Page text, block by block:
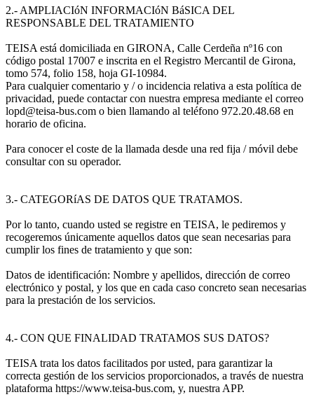
2.- AMPLIACIóN INFORMACIóN BáSICA DEL
RESPONSABLE DEL TRATAMIENTO
TEISA está domiciliada en GIRONA, Calle Cerdeña nº16 con
código postal 17007 e inscrita en el Registro Mercantil de Girona,
tomo 574, folio 158, hoja GI-10984.
Para cualquier comentario y / o incidencia relativa a esta política de
privacidad, puede contactar con nuestra empresa mediante el correo
lopd@teisa-bus.com o bien llamando al teléfono 972.20.48.68 en
horario de oficina.
Para conocer el coste de la llamada desde una red fija / móvil debe
consultar con su operador.
3.- CATEGORíAS DE DATOS QUE TRATAMOS.
Por lo tanto, cuando usted se registre en TEISA, le pediremos y
recogeremos únicamente aquellos datos que sean necesarias para
cumplir los fines de tratamiento y que son:
Datos de identificación: Nombre y apellidos, dirección de correo
electrónico y postal, y los que en cada caso concreto sean necesarias
para la prestación de los servicios.
4.- CON QUE FINALIDAD TRATAMOS SUS DATOS?
TEISA trata los datos facilitados por usted, para garantizar la
correcta gestión de los servicios proporcionados, a través de nuestra
plataforma https://www.teisa-bus.com, y, nuestra APP.